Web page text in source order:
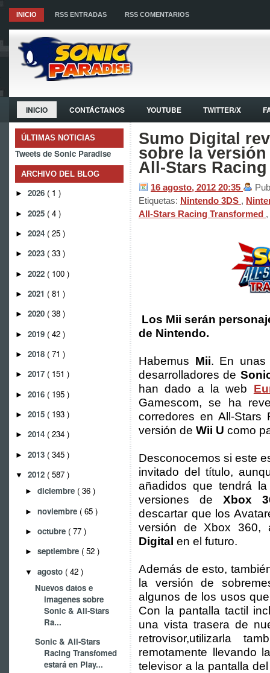
INICIO RSS ENTRADAS RSS COMENTARIOS
INICIO CONTÁCTANOS YOUTUBE TWITTER/X
ÚLTIMAS NOTICIAS
Tweets de Sonic Paradise
ARCHIVO DEL BLOG
► 2026 ( 1 )
► 2025 ( 4 )
► 2024 ( 25 )
► 2023 ( 33 )
► 2022 ( 100 )
► 2021 ( 81 )
► 2020 ( 38 )
► 2019 ( 42 )
► 2018 ( 71 )
► 2017 ( 151 )
► 2016 ( 195 )
► 2015 ( 193 )
► 2014 ( 234 )
► 2013 ( 345 )
▼ 2012 ( 587 )
► diciembre ( 36 )
► noviembre ( 65 )
► octubre ( 77 )
► septiembre ( 52 )
▼ agosto ( 42 )
Nuevos datos e
imagenes sobre
Sonic & All-Stars
Ra...
Sonic & All-Stars
Racing Transfomed
estará en Play...
Sumo Digital
sobre la
All-Stars
16 agosto, 2012 20:35
Etiquetas: Nintendo 3DS ,
All-Stars Racing Transformed ,
Los Mii serán
de Nintendo.
Habemus Mii. En unas
desarrolladores de
han dado a la web
Gamescom, se ha
corredores en All-Stars
versión de Wii U como
Desconocemos si este
invitado del título,
añadidos que tendrá
versiones deXbox
descartar que los
versión de Xbox 360,
Digital en el futuro.
Además de esto,
la versión de
algunos de los usos
Con la pantalla tactil
una vista trasera de
retrovisor,utilizarla
remotamente llevando
televisor a la pantalla